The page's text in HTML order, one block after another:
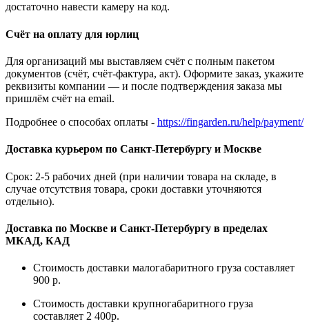
достаточно навести камеру на код.
Счёт на оплату для юрлиц
Для организаций мы выставляем счёт с полным пакетом
документов (счёт, счёт-фактура, акт). Оформите заказ, укажите
реквизиты компании — и после подтверждения заказа мы
пришлём счёт на email.
Подробнее о способах оплаты - https://fingarden.ru/help/payment/
Доставка курьером по Санкт-Петербургу и Москве
Срок: 2-5 рабочих дней (при наличии товара на складе, в
случае отсутствия товара, сроки доставки уточняются
отдельно).
Доставка по Москве и Санкт-Петербургу в пределах
МКАД, КАД
Стоимость доставки малогабаритного груза составляет
900 р.
Стоимость доставки крупногабаритного груза
составляет 2 400р.